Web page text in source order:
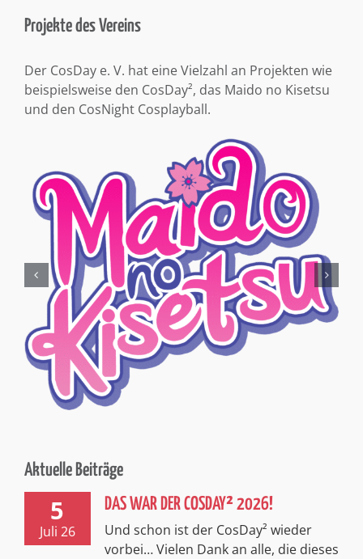
Projekte des Vereins
Der CosDay e. V. hat eine Vielzahl an Projekten wie
beispielsweise den CosDay², das Maido no Kisetsu
und den CosNight Cosplayball.
Aktuelle Beiträge
5
Juli 26
DAS WAR DER COSDAY² 2026!
Und schon ist der CosDay² wieder
vorbei… Vielen Dank an alle, die dieses